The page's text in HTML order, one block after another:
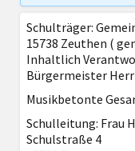
Schulträger:
15738 Zeuthen (
Inhaltlich
Bürgermeister
Musikbetonte
Schulleitung: Frau
Schulstraße 4